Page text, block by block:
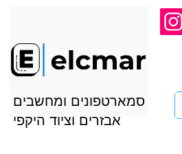
סמארטפונים ומחשבים
אבזרים וציוד היקפי